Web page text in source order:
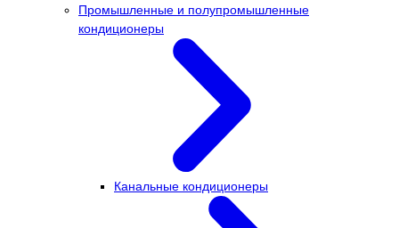
Промышленные и полупромышленные
кондиционеры
Канальные кондиционеры